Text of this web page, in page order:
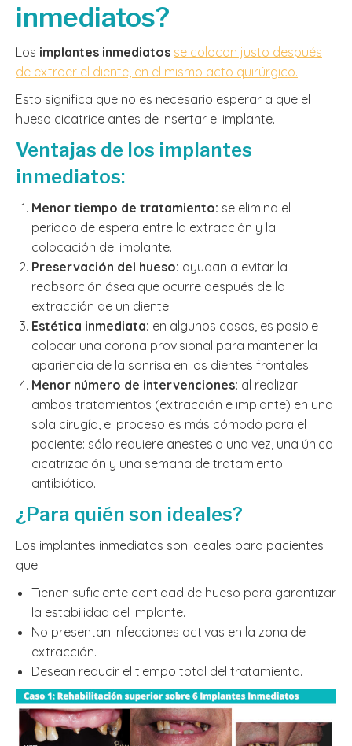
inmediatos?
Los implantes inmediatos se colocan justo después
de extraer el diente, en el mismo acto quirúrgico.
Esto significa que no es necesario esperar a que el
hueso cicatrice antes de insertar el implante.
Ventajas de los implantes
inmediatos:
Menor tiempo de tratamiento: se elimina el
periodo de espera entre la extracción y la
colocación del implante.
Preservación del hueso: ayudan a evitar la
reabsorción ósea que ocurre después de la
extracción de un diente.
Estética inmediata: en algunos casos, es posible
colocar una corona provisional para mantener la
apariencia de la sonrisa en los dientes frontales.
Menor número de intervenciones: al realizar
ambos tratamientos (extracción e implante) en una
sola cirugía, el proceso es más cómodo para el
paciente: sólo requiere anestesia una vez, una única
cicatrización y una semana de tratamiento
antibiótico.
¿Para quién son ideales?
Los implantes inmediatos son ideales para pacientes
que:
Tienen suficiente cantidad de hueso para garantizar
la estabilidad del implante.
No presentan infecciones activas en la zona de
extracción.
Desean reducir el tiempo total del tratamiento.